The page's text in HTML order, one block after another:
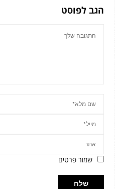
הגב לפוסט
שמור פרטים